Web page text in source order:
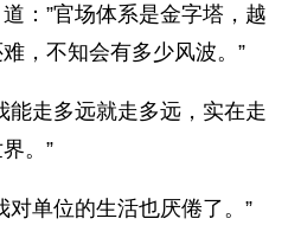
：”官场体系是金字塔，越
，不知会有多少风波。”
能走多远就走多远，实在走
。”
对单位的生活也厌倦了。”